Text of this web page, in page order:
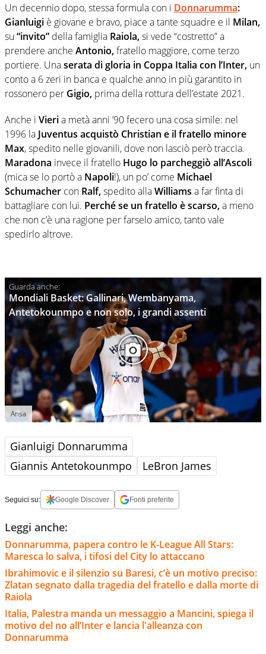
Un decennio dopo, stessa formula con i Donnarumma:
Gianluigi è giovane e bravo, piace a tante squadre e il Milan,
su “invito” della famiglia Raiola,si vede “costretto” a
prendere anche Antonio,fratello maggiore, come terzo
portiere. Unaserata di gloria in Coppa Italia con l’Inter, un
conto a 6 zeri in banca e qualche anno in più garantito in
rossonero per Gigio, prima della rottura dell’estate 2021.
Anche i Vieria metà anni ’90 fecero una cosa simile: nel
1996 la Juventus acquistò Christian e il fratello minore
Max, spedito nelle giovanili, dove non lasciò però traccia.
Maradona invece il fratello Hugo lo parcheggiò all’Ascoli
(mica se lo portò a Napoli!), un po’ come Michael
Schumacher con Ralf,spedito allaWilliams a far finta di
battagliare con lui. Perché se un fratello è scarso,a meno
che non c’è una ragione per farselo amico, tanto vale
spedirlo altrove.
Mondiali Basket: Gallinari, Wembanyama,
Antetokounmpo e non solo, i grandi assenti
Ansa
Gianluigi Donnarumma
Giannis Antetokounmpo
LeBron James
Seguici su: Google Discover Fonti preferite
Leggi anche:
Donnarumma, papera contro le K-League All Stars:
Maresca lo salva, i tifosi del City lo attaccano
Ibrahimovic e il silenzio su Baresi, c’è un motivo preciso:
Zlatan segnato dalla tragedia del fratello e dalla morte di
Raiola
Italia, Palestra manda un messaggio a Mancini, spiega il
motivo del no all’Inter e lancia l'alleanza con
Donnarumma